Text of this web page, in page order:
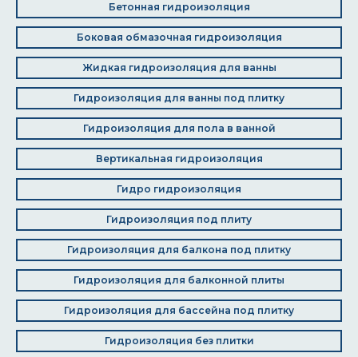
Бетонная гидроизоляция
Боковая обмазочная гидроизоляция
Жидкая гидроизоляция для ванны
Гидроизоляция для ванны под плитку
Гидроизоляция для пола в ванной
Вертикальная гидроизоляция
Гидро гидроизоляция
Гидроизоляция под плиту
Гидроизоляция для балкона под плитку
Гидроизоляция для балконной плиты
Гидроизоляция для бассейна под плитку
Гидроизоляция без плитки